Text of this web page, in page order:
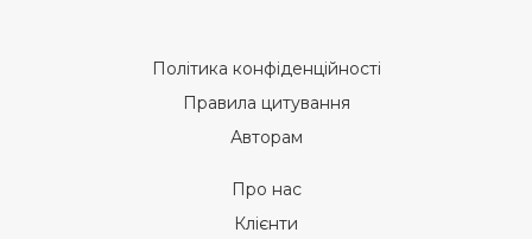
Політика конфіденційності
Правила цитування
Авторам
Про нас
Клієнти